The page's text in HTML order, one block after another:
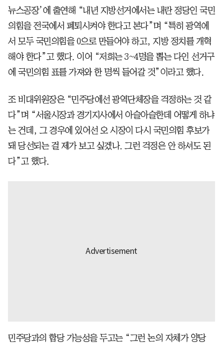
뉴스공장’에 출연해 “내년 지방선거에서는 내란 정당인 국민
의힘을 전국에서 폐퇴시켜야 한다고 본다”며 “특히 광역에
서 모두 국민의힘을 0으로 만들어야 하고, 지방 정치를 개혁
해야 한다”고 했다. 이어 “저희는 3~4명을 뽑는 다인 선거구
에 국민의힘 표를 가져와 한 명씩 들어갈 것”이라고 했다.
조 비대위원장은 “민주당에선 광역단체장을 걱정하는 것 같
다”며 “서울시장과 경기지사에서 아슬아슬한데 어떻게 하냐
는 건데, 그 경우에 있어선 오 시장이 다시 국민의힘 후보가
돼 당선되는 걸 제가 보고 싶겠나. 그런 걱정은 안 하셔도 된
다”고 했다.
민주당과의 합당 가능성을 두고는 “그런 논의 자체가 양당